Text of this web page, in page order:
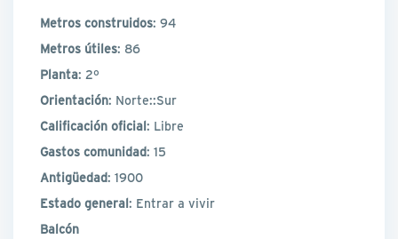
Metros construidos: 94
Metros útiles: 86
Planta: 2º
Orientación: Norte::Sur
Calificación oficial: Libre
Gastos comunidad: 15
Antigüedad: 1900
Estado general: Entrar a vivir
Balcón